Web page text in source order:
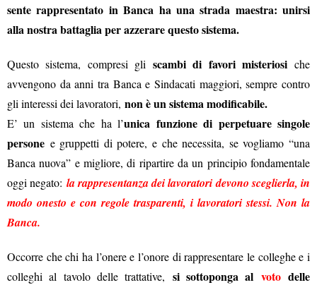
sente rappresentato in Banca ha una strada maestra: unirsi
alla nostra battaglia per azzerare questo sistema.
Questo sistema, compresi gli scambi di favori misteriosiche
avvengono da anni tra Banca e Sindacati maggiori, sempre contro
gli interessi dei lavoratori, non è un sistema modificabile.
E’ un sistema che ha l’unica funzione di perpetuare singole
persone e gruppetti di potere, e che necessita, se vogliamo “una
Banca nuova” e migliore, di ripartire da un principio fondamentale
oggi negato: la rappresentanza dei lavoratori devono sceglierla, in
modo onesto e con regole trasparenti, i lavoratori stessi. Non la
Banca.
Occorre che chi ha l’onere e l’onore di rappresentare le colleghe e i
colleghi al tavolo delle trattative, si sottoponga al votodelle